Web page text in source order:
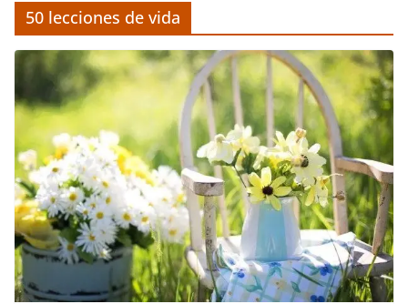
50 lecciones de vida